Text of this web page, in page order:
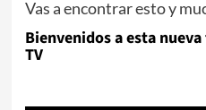
Vas a encontrar esto y
Bienvenidos a esta
TV